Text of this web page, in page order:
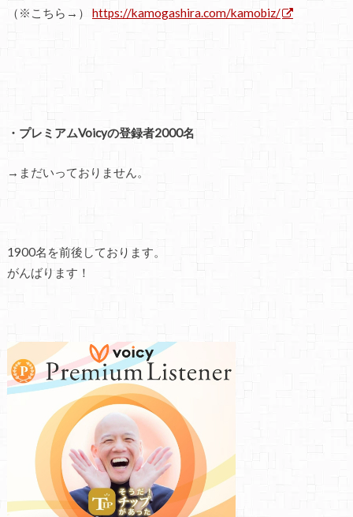
（※こちら→） https://kamogashira.com/kamobiz/
・プレミアムVoicyの登録者2000名
→まだいっておりません。
1900名を前後しております。
がんばります！